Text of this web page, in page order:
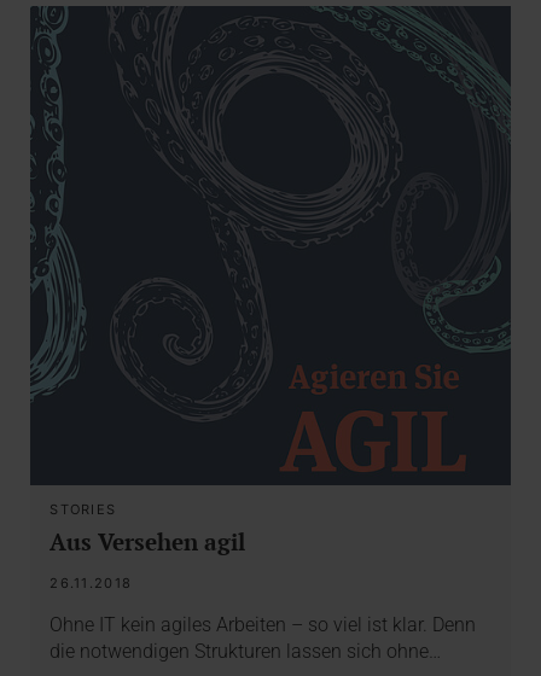
STORIES
Aus Versehen agil
26.11.2018
Ohne IT kein agiles Arbeiten – so viel ist klar. Denn
die notwendigen Strukturen lassen sich ohne…